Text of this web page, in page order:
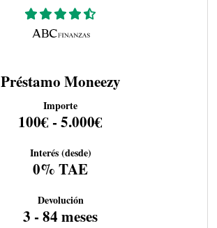
Préstamo Moneezy
Importe
100€ - 5.000€
Interés (desde)
0% TAE
Devolución
3 - 84 meses